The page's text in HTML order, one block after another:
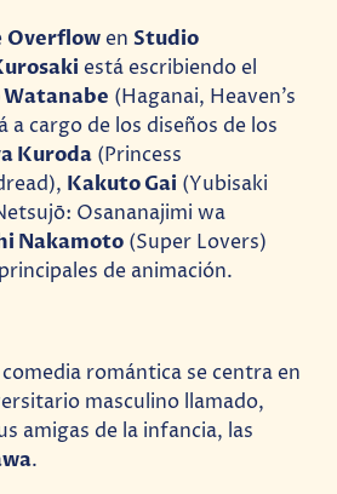
OverflowenStudio
está escribiendo el
(Haganai, Heaven’s
cargo de los diseños de los
Kuroda (Princess
Kakuto Gai (Yubisaki
Osananajimi wa
Nakamoto (Super Lovers)
de animación.
romántica se centra en
masculino llamado,
amigas de la infancia, las
.